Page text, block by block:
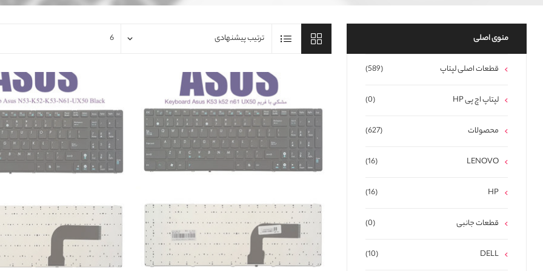
فلت لپتاپ
منوی اصلی
(589) قطعات اصلی لپتاپ
(0) لپتاپ اچ پی HP
(627) محصولات
(16) LENOVO
(16) HP
(0) قطعات جانبی
(10) DELL